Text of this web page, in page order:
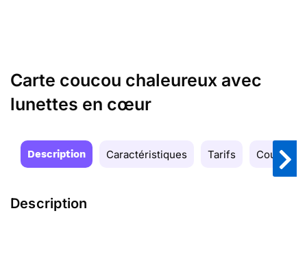
Carte coucou chaleureux avec
lunettes en cœur
Description Caractéristiques Tarifs Couleurs
Description